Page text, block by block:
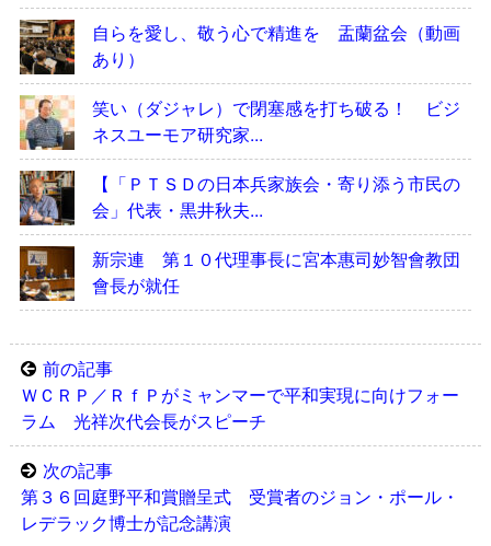
自らを愛し、敬う心で精進を 盂蘭盆会（動画
あり）
笑い（ダジャレ）で閉塞感を打ち破る！ ビジ
ネスユーモア研究家...
【「ＰＴＳＤの日本兵家族会・寄り添う市民の
会」代表・黒井秋夫...
新宗連 第１０代理事長に宮本惠司妙智會教団
會長が就任
前の記事
ＷＣＲＰ／ＲｆＰがミャンマーで平和実現に向けフォー
ラム 光祥次代会長がスピーチ
次の記事
第３６回庭野平和賞贈呈式 受賞者のジョン・ポール・
レデラック博士が記念講演